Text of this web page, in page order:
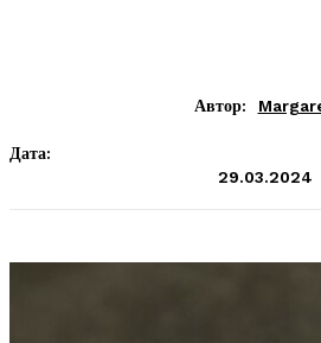
Автор:
Дата:
29.03.2024